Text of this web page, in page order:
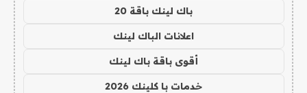
باك لينك باقة 20
اعلانات الباك لينك
أقوى باقة باك لينك
خدمات با كلينك 2026